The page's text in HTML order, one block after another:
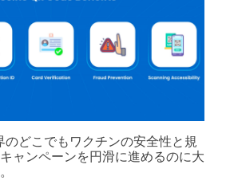
のどこでもワクチンの安全性と規
ャンペーンを円滑に進めるのに大